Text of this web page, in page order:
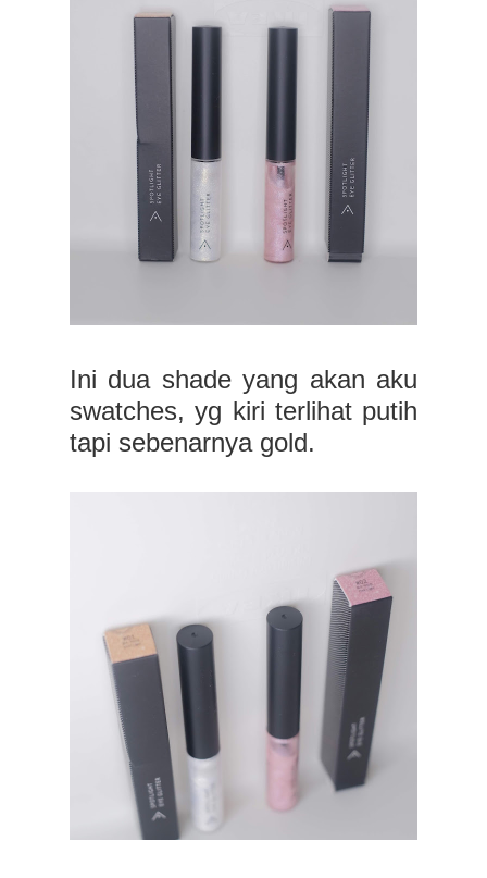
Ini dua shade yang akan aku
swatches, yg kiri terlihat putih
tapi sebenarnya gold.